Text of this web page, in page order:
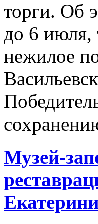
торги. Об
до 6 июля,
нежилое
Музей-